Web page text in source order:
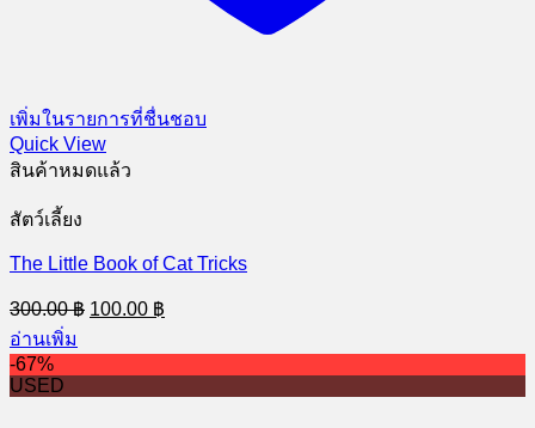
เพิ่มในรายการที่ชื่นชอบ
Quick View
สินค้าหมดแล้ว
สัตว์เลี้ยง
The Little Book of Cat Tricks
300.00฿ Original
price
300.00 ฿.
100.00 ฿
price
100.00 ฿.
อ่านเพิ่ม
-67%
USED